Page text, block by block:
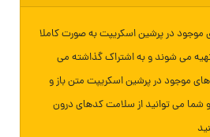
موجود در پرشین اسکریپت به صورت کاملا
می شوند و به اشتراک گذاشته می
موجود در پرشین اسکریپت متن باز و
می توانید از سلامت کدهای درون